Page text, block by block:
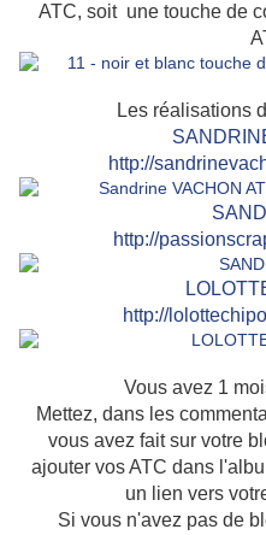
ATC, soit une touche de
Les réalisations
http://
SAN
http://
http://
Vous avez 1
Mettez, dans les
vous avez fait sur votre
ajouter vos ATC dans
un lien vers
Si vous n'avez pas de